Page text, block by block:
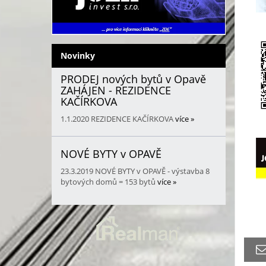
Novinky
PRODEJ nových bytů v Opavě
ZAHÁJEN - REZIDENCE
KAČÍRKOVA
1.1.2020 REZIDENCE KAČÍRKOVAvíce »
NOVÉ BYTY v OPAVĚ
23.3.2019 NOVÉ BYTY v OPAVĚ - výstavba 8
bytových domů = 153 bytů více »